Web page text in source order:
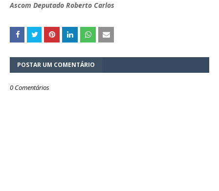
Ascom Deputado Roberto Carlos
POSTAR UM COMENTÁRIO
0 Comentários